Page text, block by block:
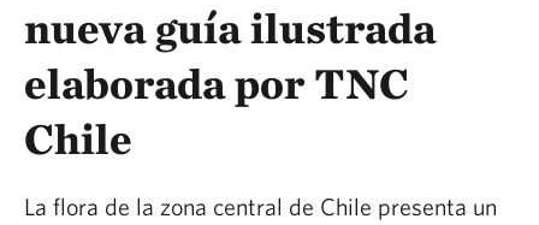
nueva guía ilustrada
elaborada por TNC
Chile
La flora de la zona central de Chile presenta un